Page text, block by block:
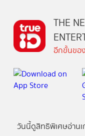
THE
อีกขั้นขอ
วันนี้ดูสิทธิพิเศษอ่าน